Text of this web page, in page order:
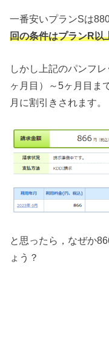
一番安いプランSは
回の条件はプランR以
しかし上記のパンフ
ヶ月目）～5ヶ月目ま
月に割引きされます。
と思ったら，なぜか
ょう？